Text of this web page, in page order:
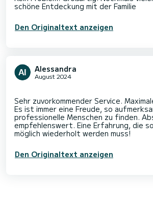
Den Originaltext anzeigen
Alessandra
August 2024
Sehr zuvorkommender Service.
Es ist immer eine Freude, so
professionelle Menschen zu finden.
empfehlenswert. Eine Erfahrung, die
Den Originaltext anzeigen